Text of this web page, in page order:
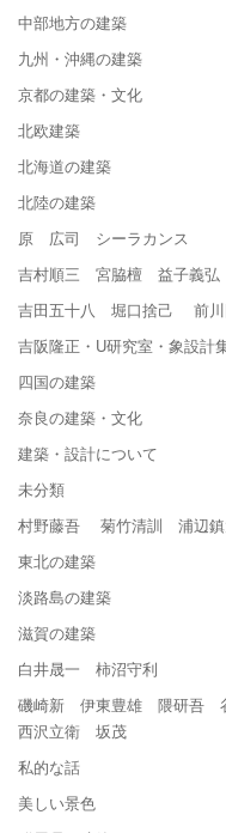
中部地方の建築
九州・沖縄の建築
京都の建築・文化
北欧建築
北海道の建築
北陸の建築
原 広司 シーラカンス
吉村順三 宮脇檀 益子義
吉田五十八 堀口捨己 前
吉阪隆正・U研究室・象設計
四国の建築
奈良の建築・文化
建築・設計について
未分類
村野藤吾 菊竹清訓 浦辺
東北の建築
淡路島の建築
滋賀の建築
白井晟一 柿沼守利
磯崎新 伊東豊雄 隈研吾
西沢立衛 坂茂
私的な話
美しい景色